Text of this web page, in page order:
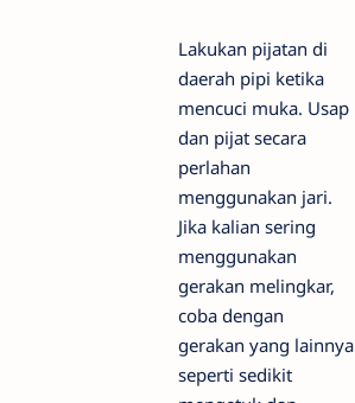
Lakukan pijatan di
daerah pipi ketika
mencuci muka. Usap
dan pijat secara
perlahan
menggunakan jari.
Jika kalian sering
menggunakan
gerakan melingkar,
coba dengan
gerakan yang lainnya
seperti sedikit